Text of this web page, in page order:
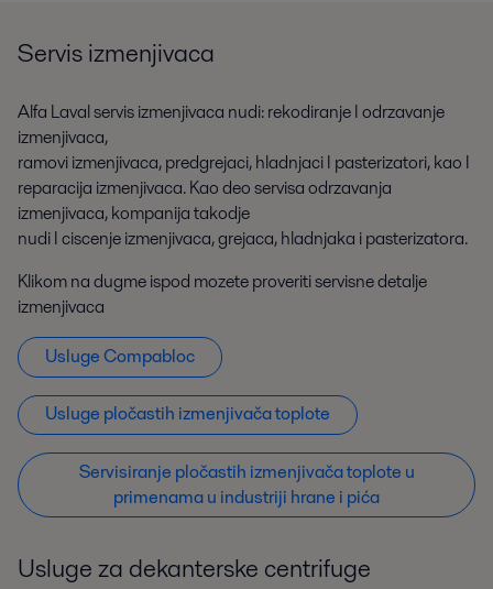
Servis izmenjivaca
Alfa Laval servis izmenjivaca nudi: rekodiranje I odrzavanje
izmenjivaca,
ramovi izmenjivaca, predgrejaci, hladnjaci I pasterizatori, kao I
reparacija izmenjivaca. Kao deo servisa odrzavanja
izmenjivaca, kompanija takodje
nudi I ciscenje izmenjivaca, grejaca, hladnjaka i pasterizatora.
Klikom na dugme ispod mozete proveriti servisne detalje
izmenjivaca
Usluge Compabloc
Usluge pločastih izmenjivača toplote
Servisiranje pločastih izmenjivača toplote u
primenama u industriji hrane i pića
Usluge za dekanterske centrifuge